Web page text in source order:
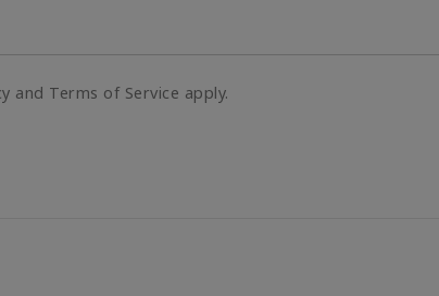
and Terms of Service apply.